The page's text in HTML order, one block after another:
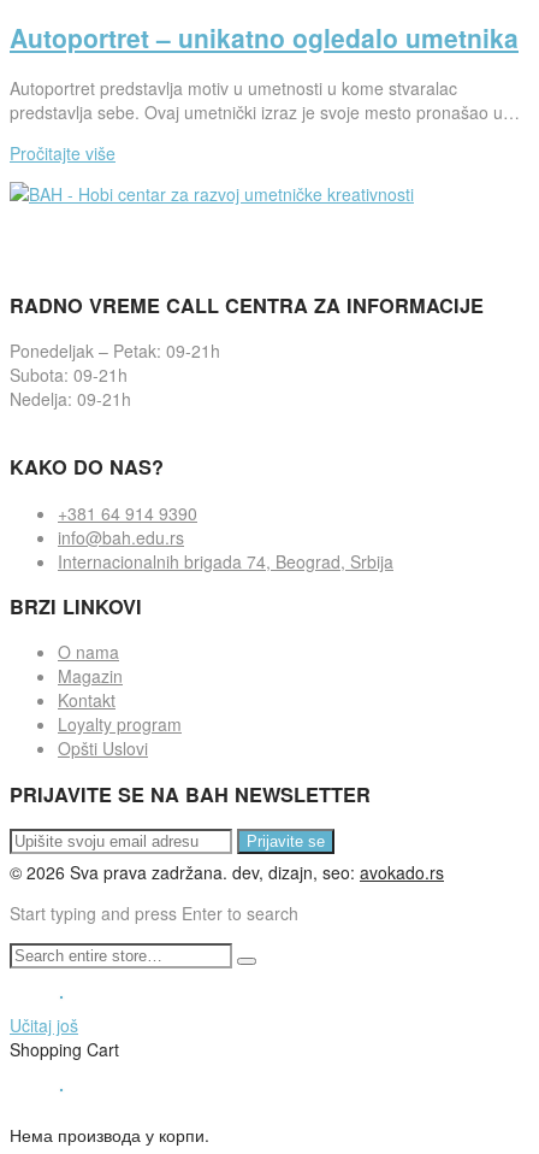
Autoportret – unikatno ogledalo umetnika
Autoportret predstavlja motiv u umetnosti u kome stvaralac
predstavlja sebe. Ovaj umetnički izraz je svoje mesto pronašao u…
Pročitajte više
RADNO VREME CALL CENTRA ZA INFORMACIJE
Ponedeljak – Petak: 09-21h
Subota: 09-21h
Nedelja: 09-21h
KAKO DO NAS?
+381 64 914 9390
info@bah.edu.rs
Internacionalnih brigada 74, Beograd, Srbija
BRZI LINKOVI
O nama
Magazin
Kontakt
Loyalty program
Opšti Uslovi
PRIJAVITE SE NA BAH NEWSLETTER
Prijavite se
© 2026 Sva prava zadržana. dev, dizajn, seo: avokado.rs
Start typing and press Enter to search
Učitaj još
Shopping Cart
Нема производа у корпи.